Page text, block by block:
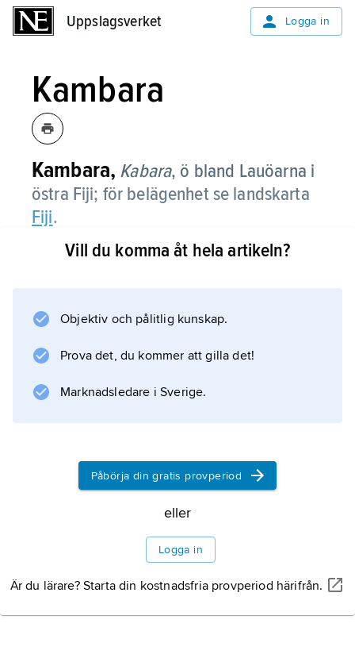
Uppslagsverket Logga in
Kambara
Kambara, Kabara, ö bland Lauöarna i
östra Fiji; för belägenhet se landskarta
Fiji.
Information om artikeln
Vill du komma åt hela artikeln?
Objektiv och pålitlig kunskap.
Prova det, du kommer att gilla det!
Marknadsledare i Sverige.
Påbörja din gratis provperiod
eller
Logga in
Är du lärare? Starta din kostnadsfria provperiod härifrån.